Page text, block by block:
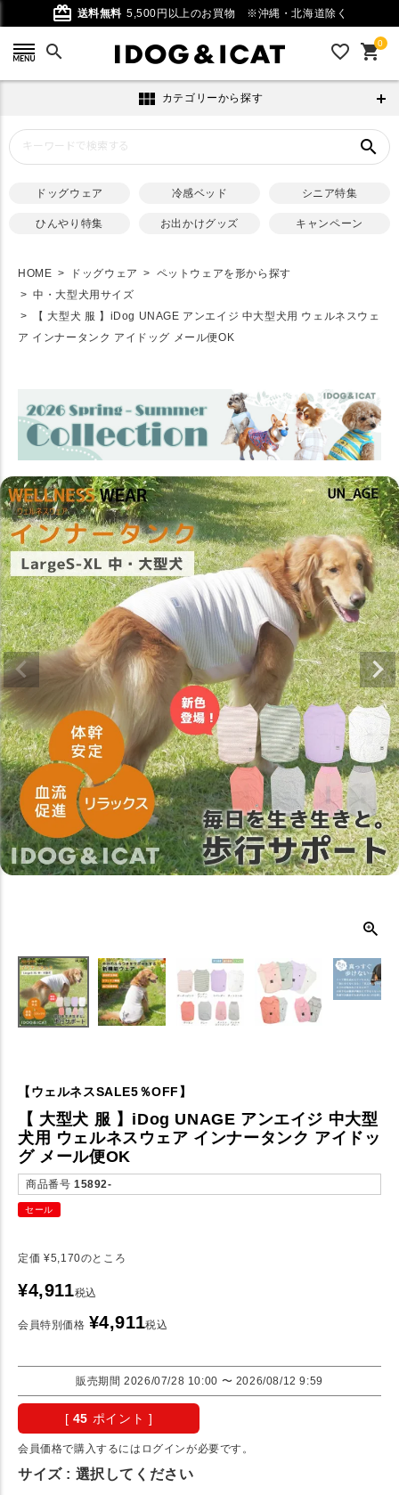
card_giftcard 送料無料 5,500円以上のお買物 ※沖縄・北海道除く
search favorite_outline 0
shopping_cart
view_module カテゴリーから探す
search
ドッグウェア 冷感ベッド シニア特集
ひんやり特集 お出かけグッズ キャンペーン
HOME ドッグウェア
ペットウェアを形から探す
中・大型犬用サイズ
【 大型犬 服 】iDog UNAGE アンエイジ 中大型犬用 ウェルネスウェ
ア インナータンク アイドッグ メール便OK
【ウェルネスSALE5％OFF】
【 大型犬 服 】iDog UNAGE アンエイジ 中大型
犬用 ウェルネスウェア インナータンク アイドッ
グ メール便OK
商品番号 15892-
セール
定価 ¥5,170のところ
¥4,911税込
会員特別価格 ¥4,911税込
販売期間 2026/07/28 10:00 〜 2026/08/12 9:59
[ 45 ポイント ]
会員価格で購入するにはログインが必要です。
サイズ 選択してください